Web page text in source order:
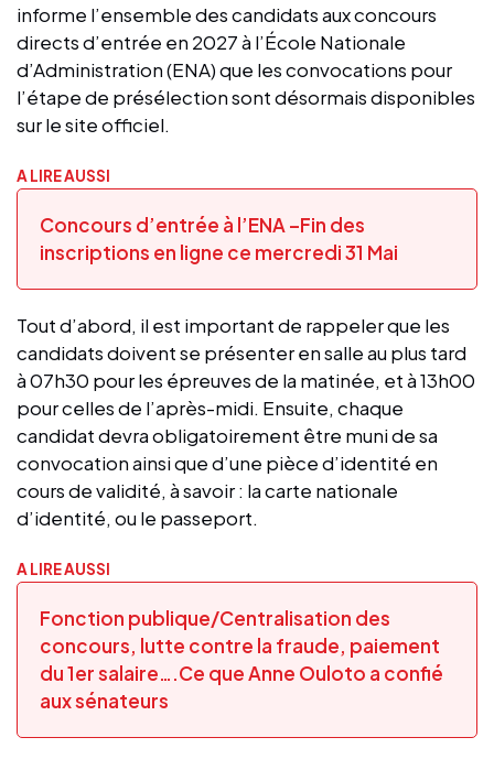
informe l’ensemble des candidats aux concours
directs d’entrée en 2027 à l’École Nationale
d’Administration (ENA) que les convocations pour
l’étape de présélection sont désormais disponibles
sur le site officiel.
A LIRE AUSSI
Concours d’entrée à l’ENA –Fin des
inscriptions en ligne ce mercredi 31 Mai
Tout d’abord, il est important de rappeler que les
candidats doivent se présenter en salle au plus tard
à 07h30 pour les épreuves de la matinée, et à 13h00
pour celles de l’après-midi. Ensuite, chaque
candidat devra obligatoirement être muni de sa
convocation ainsi que d’une pièce d’identité en
cours de validité, à savoir : la carte nationale
d’identité, ou le passeport.
A LIRE AUSSI
Fonction publique/Centralisation des
concours, lutte contre la fraude, paiement
du 1er salaire….Ce que Anne Ouloto a confié
aux sénateurs